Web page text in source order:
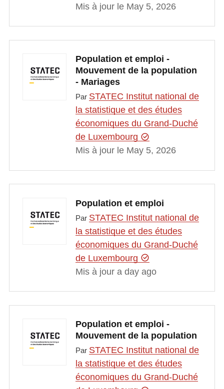
Mis à jour le May 5, 2026
Population et emploi -
Mouvement de la population
- Mariages
Par STATEC Institut national de
la statistique et des études
économiques du Grand-Duché
de Luxembourg
Mis à jour le May 5, 2026
Population et emploi
Par STATEC Institut national de
la statistique et des études
économiques du Grand-Duché
de Luxembourg
Mis à jour a day ago
Population et emploi -
Mouvement de la population
Par STATEC Institut national de
la statistique et des études
économiques du Grand-Duché